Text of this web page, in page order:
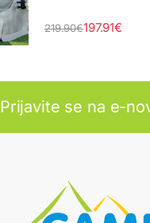
219.90€197.91€
Prijavite se na e-